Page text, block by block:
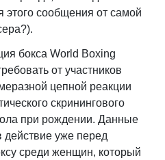
этого сообщения от самой
бокса World Boxing
от участников
цепной реакции
скринингового
при рождении. Данные
действие уже перед
среди женщин, который